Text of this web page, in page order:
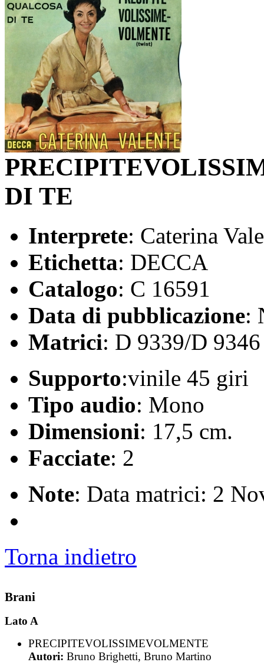
DI TE
Interprete: Caterina
Etichetta: DECCA
Catalogo: C 16591
Data di pubblicazione:
Matrici: D 9339/D 9346
Supporto:vinile 45 giri
Tipo audio: Mono
Dimensioni: 17,5 cm.
Facciate: 2
Note: Data matrici: 2
Torna indietro
Brani
Lato A
PRECIPITEVOLISSIMEVOLMENTE
Autori: Bruno Brighetti, Bruno Martino